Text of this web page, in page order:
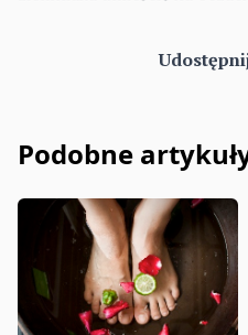
Podobne